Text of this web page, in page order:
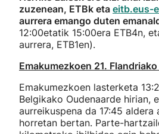
zuzenean, ETBk eta eitb.eus-
aurrera emango duten
12:00etatik 15:00era ETB4n,
aurrera, ETB1en).
Emakumezkoen 21.
Emakumezkoen lasterketa
Belgikako Oudenaarde hirian,
aurreikuspena da 17:45 aldera
horretan bertan. Parte-